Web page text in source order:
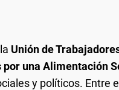
Unión de
por una Alimentación
y políticos. Entre